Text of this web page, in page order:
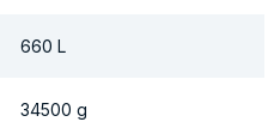
660 L
34500 g